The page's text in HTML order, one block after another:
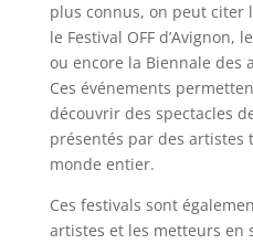
plus connus, on peut citer
le Festival OFF
ou encore la Biennale des
Ces événements
découvrir des spectacles
présentés par des artistes
monde entier.
Ces festivals sont
artistes et les metteurs en